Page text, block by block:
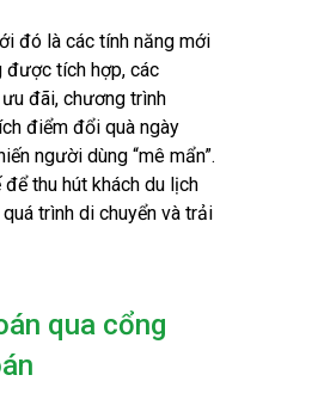
đó là các tính năng mới
được tích hợp, các
đãi, chương trình
điểm đổi quà ngày
người dùng “mê mẩn”.
thu hút khách du lịch
trình di chuyển và trải
qua cổng